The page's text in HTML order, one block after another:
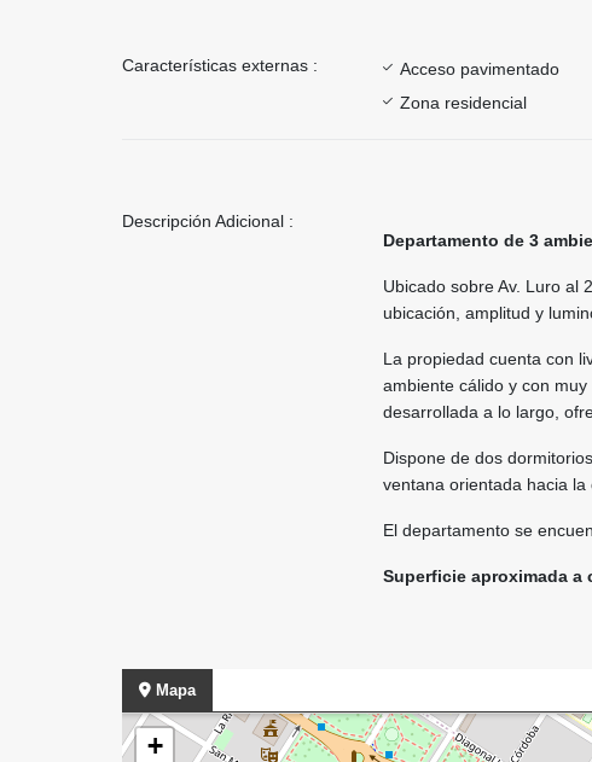
Características externas : Acceso pavimentado
Zona residencial
Descripción Adicional :
Departamento de 3
Ubicado sobre Av. Luro al
ubicación, amplitud y
La propiedad cuenta con
ambiente cálido y con
desarrollada a lo largo,
Dispone de dos
ventana orientada hacia la
El departamento se
Superficie aproximada a
Mapa
+